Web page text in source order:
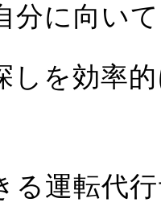
分に向い
しを効率
る運転代